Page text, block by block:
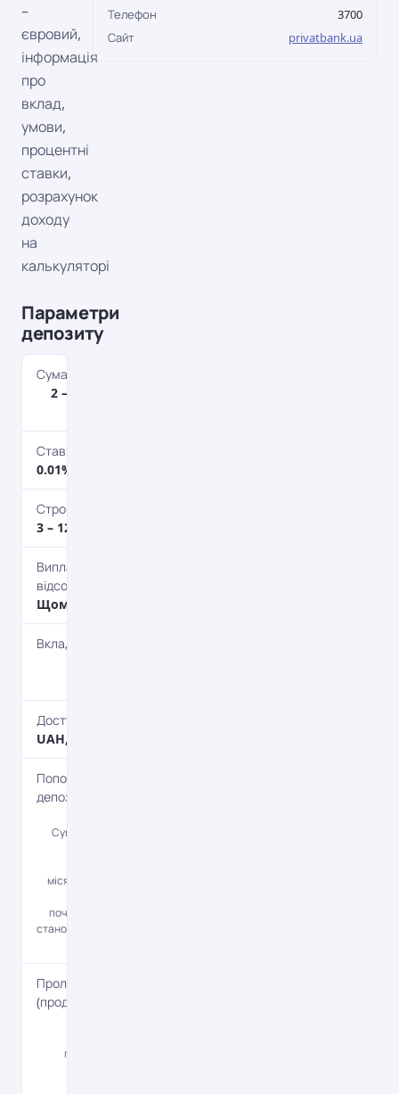
–
євровий,
інформація
про
вклад,
умови,
процентні
ставки,
розрахунок
доходу
на
калькуляторі
Параметри
депозиту
Сума депозиту
2 – 100 000 000
Ставка по вкладу
0.01% річних
Строк депозиту
3 – 12 міс.
Виплата
відсотків
Щомісяця
Вкладник
Доступні валюти
UAH, USD, EUR
Поповнення
депозиту
Сума поповнення
місяця не повинна
початкову суму та
становити не більше
Пролонгація
(продовження)
продовжується
Телефон
3700
Сайт
privatbank.ua